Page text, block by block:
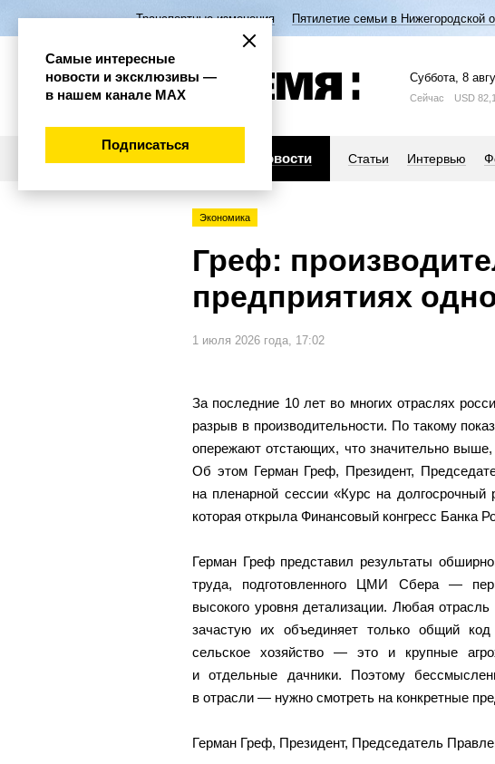
Транспортные изменения Пятилетие семьи в Нижегородской
Суббота, 8
Сейчас USD
Новости Статьи Интервью
Экономика
Греф:
предприятиях
1 июля 2026 года, 17:02
За последние 10 лет во многих отраслях
разрыв в производительности. По такому
опережают отстающих, что значительно
Об этом Герман Греф, Президент,
на пленарной сессии «Курс на долгосрочный
которая открыла Финансовый конгресс Банка
Герман Греф представил результаты
труда, подготовленного ЦМИ Сбера —
высокого уровня детализации. Любая
зачастую их объединяет только общий
сельское хозяйство — это и крупные
и отдельные дачники. Поэтому
в отрасли — нужно смотреть на конкретные
Герман Греф, Президент, Председатель
Самые интересные
новости и эксклюзивы —
в нашем канале МАХ
Подписаться